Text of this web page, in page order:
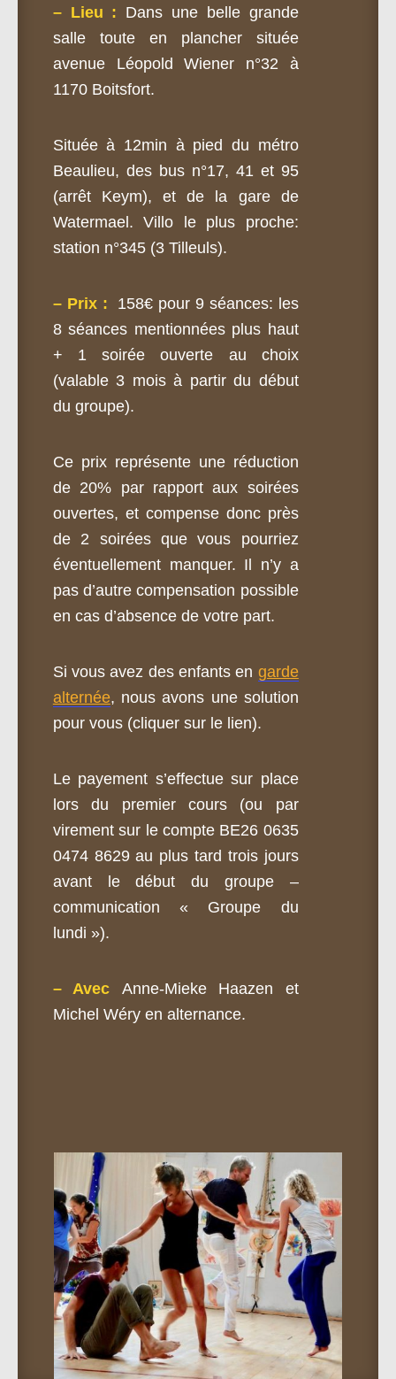
– Lieu : Dans une belle grande
salle toute en plancher située
avenue Léopold Wiener n°32 à
1170 Boitsfort.
Située à 12min à pied du métro
Beaulieu, des bus n°17, 41 et 95
(arrêt Keym), et de la gare de
Watermael. Villo le plus proche:
station n°345 (3 Tilleuls).
– Prix :
158€ pour 9 séances: les
8 séances mentionnées plus haut
+ 1 soirée ouverte au choix
(valable 3 mois à partir du début
du groupe).
Ce prix représente une réduction
de 20% par rapport aux soirées
ouvertes, et compense donc près
de 2 soirées que vous pourriez
éventuellement manquer. Il n’y a
pas d’autre compensation possible
en cas d’absence de votre part.
Si vous avez des enfants en garde
alternée, nous avons une solution
pour vous (cliquer sur le lien).
Le payement s’effectue sur place
lors du premier cours (ou par
virement sur le compte BE26 0635
0474 8629 au plus tard trois jours
avant le début dugroupe –
communication « Groupe du
lundi »).
– Avec Anne-Mieke Haazen et
Michel Wéry en alternance.